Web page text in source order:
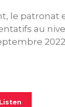
le patronat
au